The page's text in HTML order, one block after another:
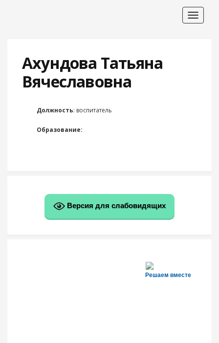
Toggle
Ахундова Татьяна
Вячеславовна
Должность: воспитатель
Образование:
Версия для слабовидящих
Решаем вместе